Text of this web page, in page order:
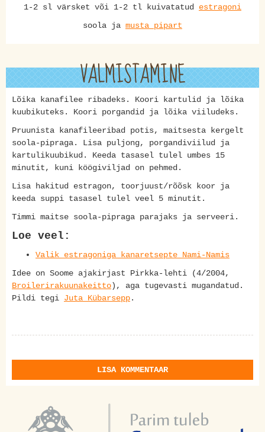
1-2 sl värsket või 1-2 tl kuivatatud estragoni
soola ja musta pipart
VALMISTAMINE
Lõika kanafilee ribadeks. Koori kartulid ja lõika
kuubikuteks. Koori porgandid ja lõika viiludeks.
Pruunista kanafileeribad potis, maitsesta kergelt
soola-pipraga. Lisa puljong, porgandiviilud ja
kartulikuubikud. Keeda tasasel tulel umbes 15
minutit, kuni köögiviljad on pehmed.
Lisa hakitud estragon, toorjuust/rõõsk koor ja
keeda suppi tasasel tulel veel 5 minutit.
Timmi maitse soola-pipraga parajaks ja serveeri.
Loe veel:
Valik estragoniga kanaretsepte Nami-Namis
Idee on Soome ajakirjast Pirkka-lehti (4/2004,
Broilerirakuunakeitto), aga tugevasti mugandatud.
Pildi tegi Juta Kübarsepp.
LISA KOMMENTAAR